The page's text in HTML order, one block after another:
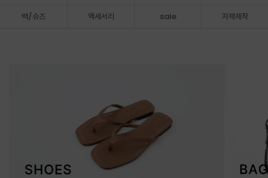
백/슈즈 액세서리 sale 자체제작